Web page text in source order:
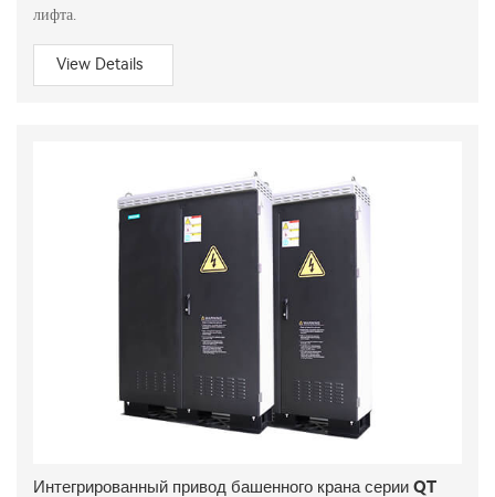
лифта.
View Details
Интегрированный привод башенного крана серии QT